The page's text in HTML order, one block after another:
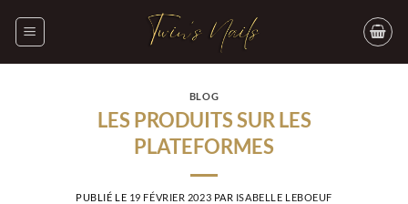
BLOG
LES PRODUITS SUR LES
PLATEFORMES
PUBLIÉ LE 19 FÉVRIER 2023 PAR ISABELLE LEBOEUF